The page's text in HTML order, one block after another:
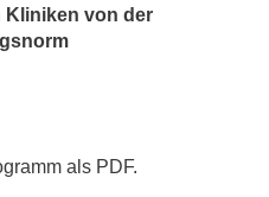
Kliniken von der
als PDF.